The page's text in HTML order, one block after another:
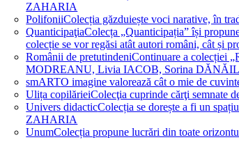
ZAHARIA
PolifoniiColecția găzduiește voci narative, în
QuanticipaţiaColecța „Quanticipația” își
colecție se vor regăsi atât autori români, cât și
Românii de pretutindeniContinuare a colecției
MODREANU, Livia IACOB, Sorina
smARTO imagine valorează cât o mie de
Ulița copilărieiColecţia cuprinde cărţi semnate
Univers didacticColecția se dorește a fi un
ZAHARIA
UnumColecția propune lucrări din toate